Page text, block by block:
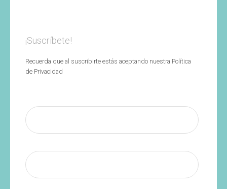
¡Suscríbete!
Recuerda que al suscribirte estás aceptando nuestra Política
de Privacidad